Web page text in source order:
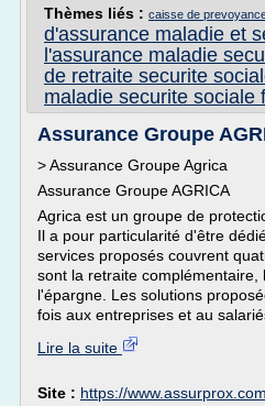
Thèmes liés : caisse de
d'assurance maladie et
l'assurance maladie
de retraite securite
maladie securite sociale
Assurance Groupe
> Assurance Groupe Agrica
Assurance Groupe AGRICA
Agrica est un groupe de
Il a pour particularité d'être
services proposés couvrent
sont la retraite
l'épargne. Les solutions
fois aux entreprises et au
Lire la suite
Site : https://www.assurprox.com